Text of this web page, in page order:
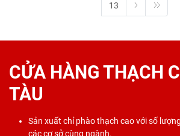
13
CỬA HÀNG THẠCH
TÀU
Sản xuất chỉ phào thạch cao với số
các cơ sở cùng ngành.